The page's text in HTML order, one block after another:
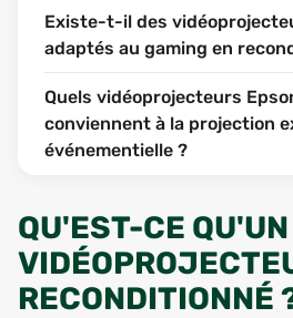
Existe-t-il des
adaptés au gaming en
Quels vidéoprojecteurs
conviennent à la projection
événementielle ?
QU'EST-CE QU'UN
RECONDITIONNÉ